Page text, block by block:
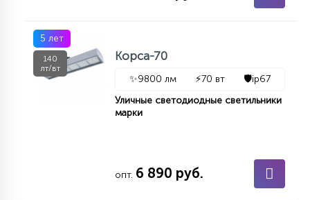
АКСЕССУАРЫ
5 лет
140
лт/вт
Корса-70
✨9800 лм ⚡70 вт 🛡️ip67
Уличные светодиодные светильники
марки
опт. 6 890 руб.